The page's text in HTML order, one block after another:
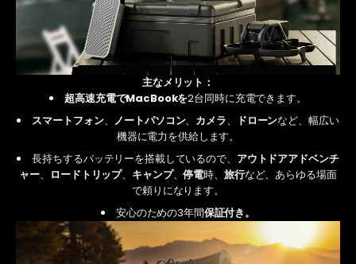
主なメリット：
超高速充電でMacBookを2台同時に充電できます。
スマートフォン、 ノートパソコン、 カメラ、 ドローンなど、幅広い
機器に電力を供給します。
長持ちするバッテリーを搭載しているので、 アウトドアアドベンチ
ャー、 ロードトリップ、 キャンプ、停電時、 旅行など、あらゆる場面
で頼りになります。
安心のための3年間保証付き。